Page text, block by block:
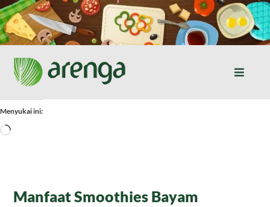
Skip
to
content
Toggle
Home
Menyukai ini:
Memuat...
Manfaat Smoothies Bayam